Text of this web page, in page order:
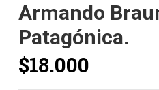
Armando
Patagónica.
$18.000